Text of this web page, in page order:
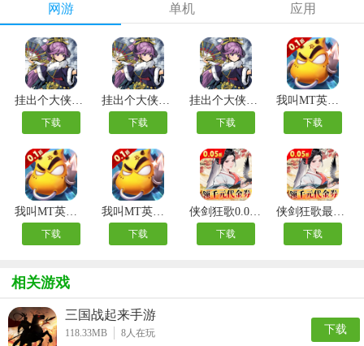
网游 单机 应用
挂出个大侠变态版
下载
挂出个大侠0.05折
下载
挂出个大侠内购版
下载
我叫MT英雄杀内测版
下载
我叫MT英雄杀手游
下载
我叫MT英雄杀公益服
下载
侠剑狂歌0.05折千元福利版
下载
侠剑狂歌最新版
下载
相关游戏
三国战起来手游
118.33MB 8人在玩 下载